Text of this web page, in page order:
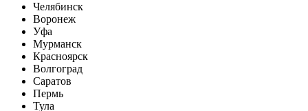
Челябинск
Воронеж
Уфа
Мурманск
Красноярск
Волгоград
Саратов
Пермь
Тула